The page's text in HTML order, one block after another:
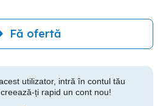
Fă ofertă
utilizator, intră în contul tău
ți rapid un cont nou!